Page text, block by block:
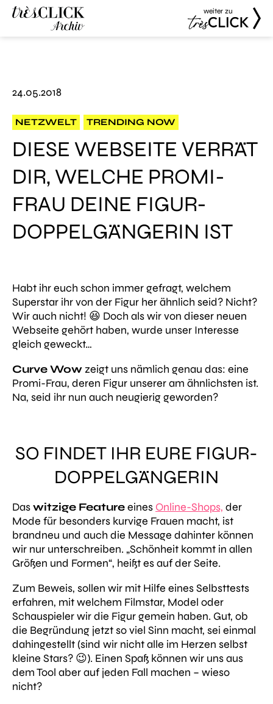
weiter zu
24.05.2018
NETZWELT TRENDING NOW
DIESE WEBSEITE VERRÄT
DIR, WELCHE PROMI-
FRAU DEINE FIGUR-
DOPPELGÄNGERIN IST
Habt ihr euch schon immer gefragt, welchem
Superstar ihr von der Figur her ähnlich seid? Nicht?
Wir auch nicht! 😆 Doch als wir von dieser neuen
Webseite gehört haben, wurde unser Interesse
gleich geweckt…
Curve Wow zeigt uns nämlich genau das: eine
Promi-Frau, deren Figur unserer am ähnlichsten ist.
Na, seid ihr nun auch neugierig geworden?
SO FINDET IHR EURE FIGUR-
DOPPELGÄNGERIN
Daswitzige Featureeines Online-Shops, der
Mode für besonders kurvige Frauen macht, ist
brandneu und auch die Message dahinter können
wir nur unterschreiben. „Schönheit kommt in allen
Größen und Formen“, heißt es auf der Seite.
Zum Beweis, sollen wir mit Hilfe eines Selbsttests
erfahren, mit welchem Filmstar, Model oder
Schauspieler wir die Figur gemein haben. Gut, ob
die Begründung jetzt so viel Sinn macht, sei einmal
dahingestellt (sind wir nicht alle im Herzen selbst
kleine Stars? 😉). Einen Spaß können wir uns aus
dem Tool aber auf jeden Fall machen – wieso
nicht?